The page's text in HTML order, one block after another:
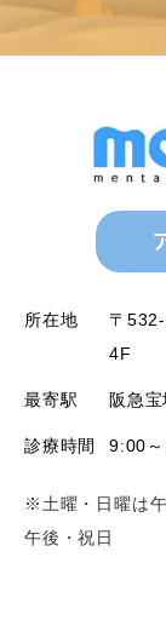
所在地
〒
4F
最寄駅 阪急
診療時間 9:00
※土曜・日曜は
午後・祝日